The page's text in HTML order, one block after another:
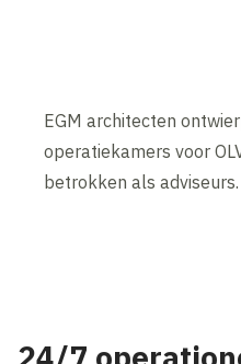
EGM architecten
operatiekamers voor
betrokken als adviseurs.